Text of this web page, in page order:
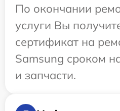
По окончании
услуги Вы
сертификат на
Samsung сроком
и запчасти.